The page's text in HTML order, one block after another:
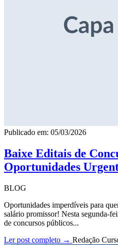
Publicado em: 05/03/2026
Baixe Editais de
Oportunidades
BLOG
Oportunidades imperdíveis para
salário promissor! Nesta segunda-
de concursos públicos...
Ler post completo → Redação